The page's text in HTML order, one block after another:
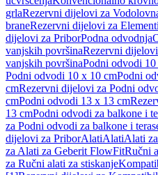
grlaRezervni dijelovi za
braneRezervni dijelovi za
dijelovi za PriborPodna odvodnja
vanjskih površinaRezervni
vanjskih površinaPodni odvodi
Podni odvodi 10 x 10 cmPodni
cmRezervni dijelovi za Podni
cmPodni odvodi 13 x 13 cm
13 cmPodni odvodi za balkone i
za Podni odvodi za balkone i
dijelovi za PriborAlatiAlatiAlati
za Alati za Geberit FlowFitRučni
za Ručni alati za stiskanje